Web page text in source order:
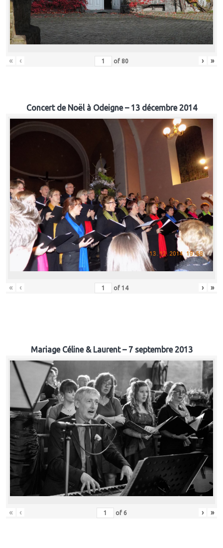
« ‹ of 80 › »
Concert de Noël à Odeigne – 13 décembre 2014
« ‹ of 14 › »
Mariage Céline & Laurent – 7 septembre 2013
« ‹ of 6 › »